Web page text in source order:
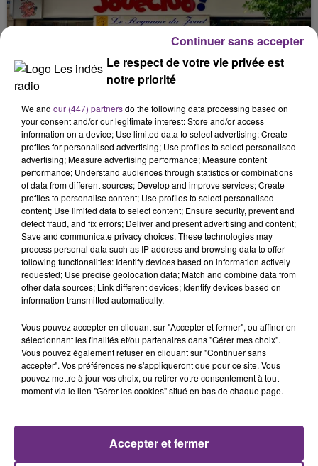
LE MAGASIN JOUÉCLUB DE REIMS FERME
C'était l'une des institutions du centre-ville
rémois. Le magasin JouéClub est contraint de
fermer ses portes.
TITRES DIFFUSÉS
6h30
6h30
DIDO
White Flag
6h26
6h26
OLIVIA RODRIGO
Stupid Song
6h23
6h23 6h19
6h19
Le respect de votre vie privée est
notre priorité
We and our (447) partnersdo the following data processing based on
your consent and/or our legitimate interest: Store and/or access
information on a device; Use limited data to select advertising; Create
profiles for personalised advertising; Use profiles to select personalised
advertising; Measure advertising performance; Measure content
performance; Understand audiences through statistics or combinations
of data from different sources; Develop and improve services; Create
profiles to personalise content; Use profiles to select personalised
content; Use limited data to select content; Ensure security, prevent and
detect fraud, and fix errors; Deliver and present advertising and content;
Save and communicate privacy choices. These technologies may
process personal data such as IP address and browsing data to offer
following functionalities: Identify devices based on information actively
requested; Use precise geolocation data; Match and combine data from
other data sources; Link different devices; Identify devices based on
information transmitted automatically.
Vous pouvez accepter en cliquant sur "Accepter et fermer", ou affiner en
sélectionnant les finalités et/ou partenaires dans "Gérer mes choix".
Vous pouvez également refuser en cliquant sur "Continuer sans
accepter". Vos préférences ne s'appliqueront que pour ce site. Vous
pouvez mettre à jour vos choix, ou retirer votre consentement à tout
moment via le lien "Gérer les cookies" situé en bas de chaque page.
Accepter et fermer
Continuer sans accepter